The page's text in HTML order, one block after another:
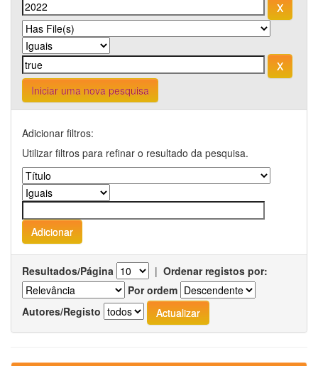
Iniciar uma nova pesquisa
Adicionar filtros:
Utilizar filtros para refinar o resultado da pesquisa.
Resultados/Página | Ordenar registos por:
Por ordem
Autores/Registo